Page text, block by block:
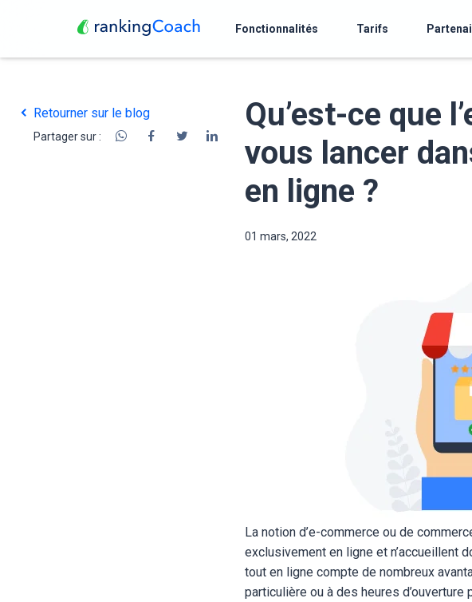
Fonctionnalités Tarifs
Retourner sur le blog
Partager sur :
Qu’est-ce que
vous lancer
en ligne ?
01 mars, 2022
La notion d’e-commerce ou de
exclusivement en ligne et n’accueillent
tout en ligne compte de nombreux
particulière ou à des heures